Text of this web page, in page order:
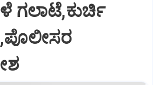
ಗಲಾಟೆ,ಕುರ್ಚಿ